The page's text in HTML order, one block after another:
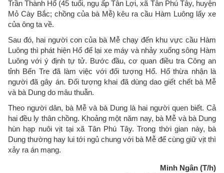
Trần Thành Hổ (45 tuổi, ngụ ấp Tân Lợi, xã Tân Phú Tây, huyện
Mỏ Cày Bắc; chồng của bà Mễ) kêu ra cầu Hàm Luông lấy xe
của ông ta về.
Sau đó, hai người con của bà Mễ chạy đến khu vực cầu Hàm
Luông thì phát hiện Hổ để lại xe máy và nhảy xuống sông Hàm
Luông với ý định tự tử. Bước đầu, cơ quan điều tra Công an
tỉnh Bến Tre đã làm việc với đối tượng Hổ. Hổ thừa nhận là
người đã gây án. Đối tượng khai đã dùng dao giết chết bà Mễ
và bà Dung do mâu thuẫn.
Theo người dân, bà Mễ và bà Dung là hai người quen biết. Cả
hai đều ly thân chồng. Khoảng một năm nay, bà Mễ và bà Dung
hùn hạp nuôi vịt tại xã Tân Phú Tây. Trong thời gian này, bà
Dung thường hay lui tới ngủ chung với bà Mễ để cùng giữ vịt thì
xảy ra án mạng.
Minh Ngân (T/h)